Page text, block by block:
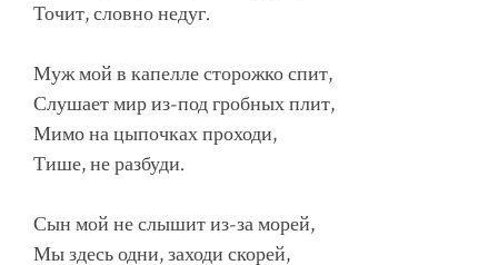
Точит, словно недуг.
Муж мой в капелле сторожко спит,
Слушает мир из-под гробных плит,
Мимо на цыпочках проходи,
Тише, не разбуди.
Сын мой не слышит из-за морей,
Мы здесь одни, заходи скорей,